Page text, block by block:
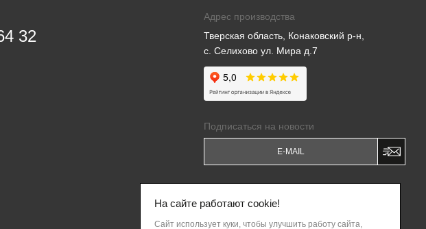
32
Адрес производства
Тверская область, Конаковский р-н,
с. Селихово ул. Мира д.7
Подписаться на новости
персональных данных
Политикой обработки персональных
На сайте работают cookie!
Сайт использует куки, чтобы улучшить работу сайта,